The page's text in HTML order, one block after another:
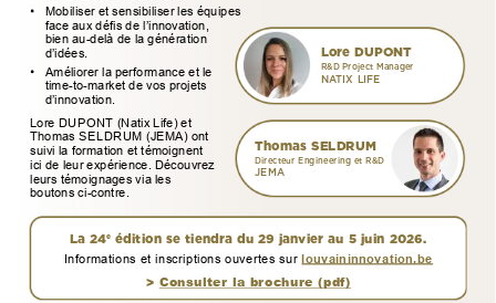
Mobiliser et sensibiliser les équipes
face aux défis de l’innovation,
bien au-delà de la génération
d’idées.
Améliorer la performance et le
time-to-market de vos projets
d’innovation.
Lore DUPONT (Natix Life) et
Thomas SELDRUM (JEMA) ont
suivi la formation et témoignent
ici de leur expérience. Découvrez
leurs témoignages via les
boutons ci-contre.
La 24e édition se tiendra du 29 janvier au 5 juin 2026.
Informations et inscriptions ouvertes sur louvaininnovation.be
> Consulter la brochure (pdf)
Lore DUPONT
R&D Project Manager
NATIX LIFE
Thomas SELDRUM
Directeur Engineering et R&D
JEMA